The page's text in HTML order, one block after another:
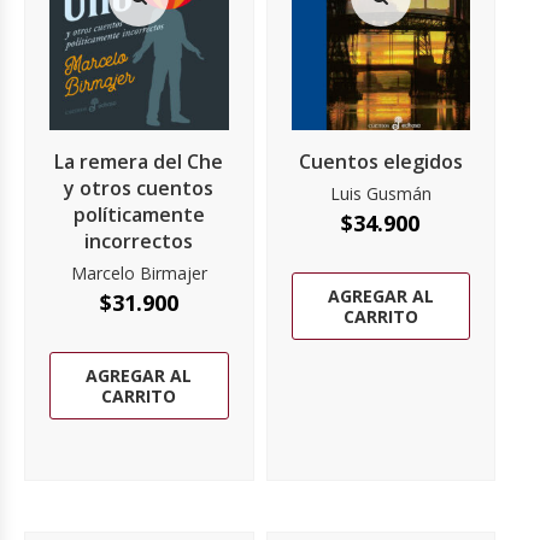
La remera del Che
y otros cuentos
políticamente
incorrectos
Marcelo Birmajer
$31.900
AGREGAR AL
CARRITO
Cuentos elegidos
Luis Gusmán
$34.900
AGREGAR AL
CARRITO